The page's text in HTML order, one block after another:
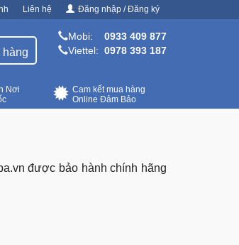
Liên hệ Đăng nhập / Đăng ký
hàng
Mobi:
0933 409 877
Viettel: 0978 393 187
Cam kết mua hàng
Online Đảm Bảo
Nơi
được bảo hành chính hãng